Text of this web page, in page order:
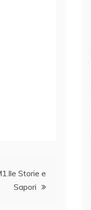
Storie e
Sapori